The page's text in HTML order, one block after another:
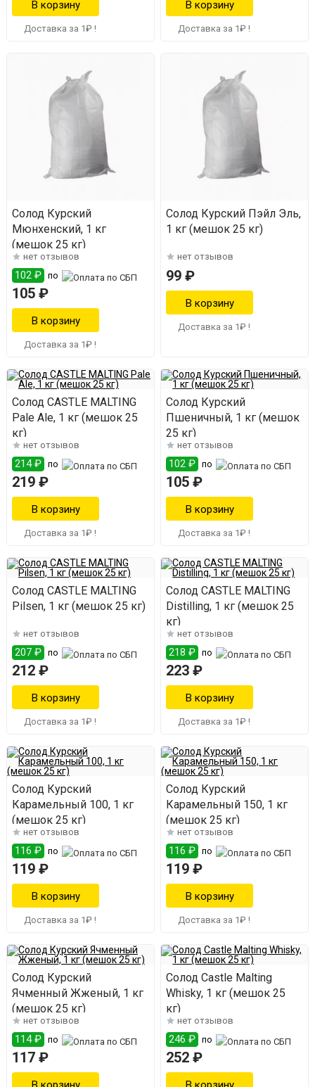
Доставка за 1₽ ! Доставка за 1₽ !
Солод Курский
Мюнхенский, 1 кг
(мешок 25 кг)
нет отзывов
102 ₽ по
105 ₽
Доставка за 1₽ !
Солод Курский Пэйл Эль,
1 кг (мешок 25 кг)
нет отзывов
99 ₽
Доставка за 1₽ !
Солод CASTLE MALTING
Pale Ale, 1 кг (мешок 25
кг)
нет отзывов
214 ₽ по
219 ₽
Доставка за 1₽ !
Солод Курский
Пшеничный, 1 кг (мешок
25 кг)
нет отзывов
102 ₽ по
105 ₽
Доставка за 1₽ !
Солод CASTLE MALTING
Pilsen, 1 кг (мешок 25 кг)
нет отзывов
207 ₽ по
212 ₽
Доставка за 1₽ !
Солод CASTLE MALTING
Distilling, 1 кг (мешок 25
кг)
нет отзывов
218 ₽ по
223 ₽
Доставка за 1₽ !
Солод Курский
Карамельный 100, 1 кг
(мешок 25 кг)
нет отзывов
116 ₽ по
119 ₽
Доставка за 1₽ !
Солод Курский
Карамельный 150, 1 кг
(мешок 25 кг)
нет отзывов
116 ₽ по
119 ₽
Доставка за 1₽ !
Солод Курский
Ячменный Жженый, 1 кг
(мешок 25 кг)
нет отзывов
114 ₽ по
117 ₽
Солод Castle Malting
Whisky, 1 кг (мешок 25
кг)
нет отзывов
246 ₽ по
252 ₽